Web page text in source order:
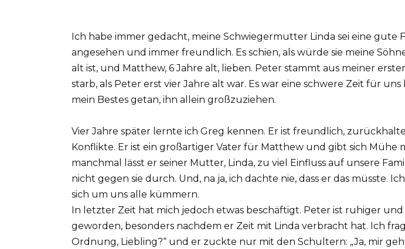
Ich habe immer gedacht, meine Schwiegermutter Linda sei eine gute
angesehen und immer freundlich. Es schien, als würde sie meine
alt ist, und Matthew, 6 Jahre alt, lieben. Peter stammt aus meiner
starb, als Peter erst vier Jahre alt war. Es war eine schwere Zeit für uns
mein Bestes getan, ihn allein großzuziehen.
Vier Jahre später lernte ich Greg kennen. Er ist freundlich,
Konflikte. Er ist ein großartiger Vater für Matthew und gibt sich Mühe
manchmal lässt er seiner Mutter, Linda, zu viel Einfluss auf unsere
nicht gegen sie durch. Und, na ja, ich dachte nie, dass er das müsste.
sich um uns alle kümmern.
In letzter Zeit hat mich jedoch etwas beschäftigt. Peter ist ruhiger
geworden, besonders nachdem er Zeit mit Linda verbracht hat. Ich
Ordnung, Liebling?“ und er zuckte nur mit den Schultern: „Ja, mir